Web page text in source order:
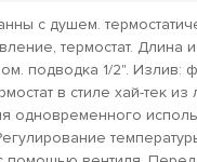
с душем.
термостат. Длина
подводка 1/2". Излив:
в стиле хай-тек из
одновременного